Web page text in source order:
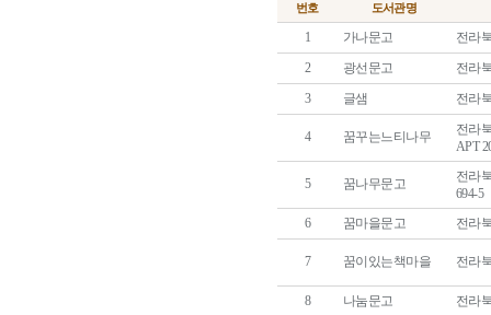
번호 도서관명
1 가나문고
전라
2
광선문고
전라
3
글샘 전라
4 꿈꾸는느티나무
전라
APT
5 꿈나무문고
전라
694-5
6
꿈마을문고 전라
7 꿈이있는책마을 전라
8 나눔문고 전라